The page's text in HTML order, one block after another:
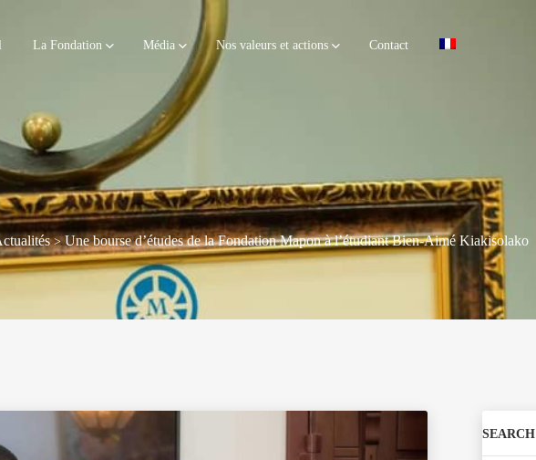
La Fondation Média Nos valeurs et actions Contact
>Une bourse d’études de la Fondation Mapon à l’étudiant Bien-Aimé Kiakisolako
SEARCH